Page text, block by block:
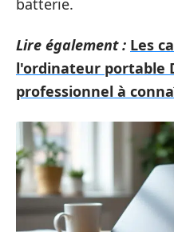
Lire également : Les
l'ordinateur portable
professionnel à